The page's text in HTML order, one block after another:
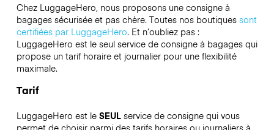
Chez LuggageHero, nous proposons une consigne à
bagages sécurisée et pas chère. Toutes nos boutiques sont
certifiées par LuggageHero. Et n’oubliez pas :
LuggageHero est le seul service de consigne à bagages qui
propose un tarif horaire et journalier pour une flexibilité
maximale.
Tarif
LuggageHero est le SEULservice de consigne qui vous